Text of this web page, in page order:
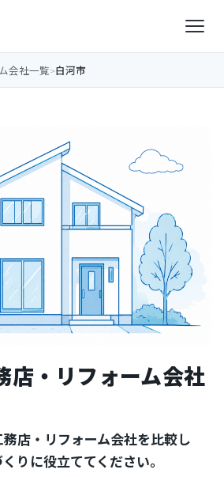
会社一覧>白河市
店・リフォーム会社
店・リフォーム会社を比較し
りに役立ててください。